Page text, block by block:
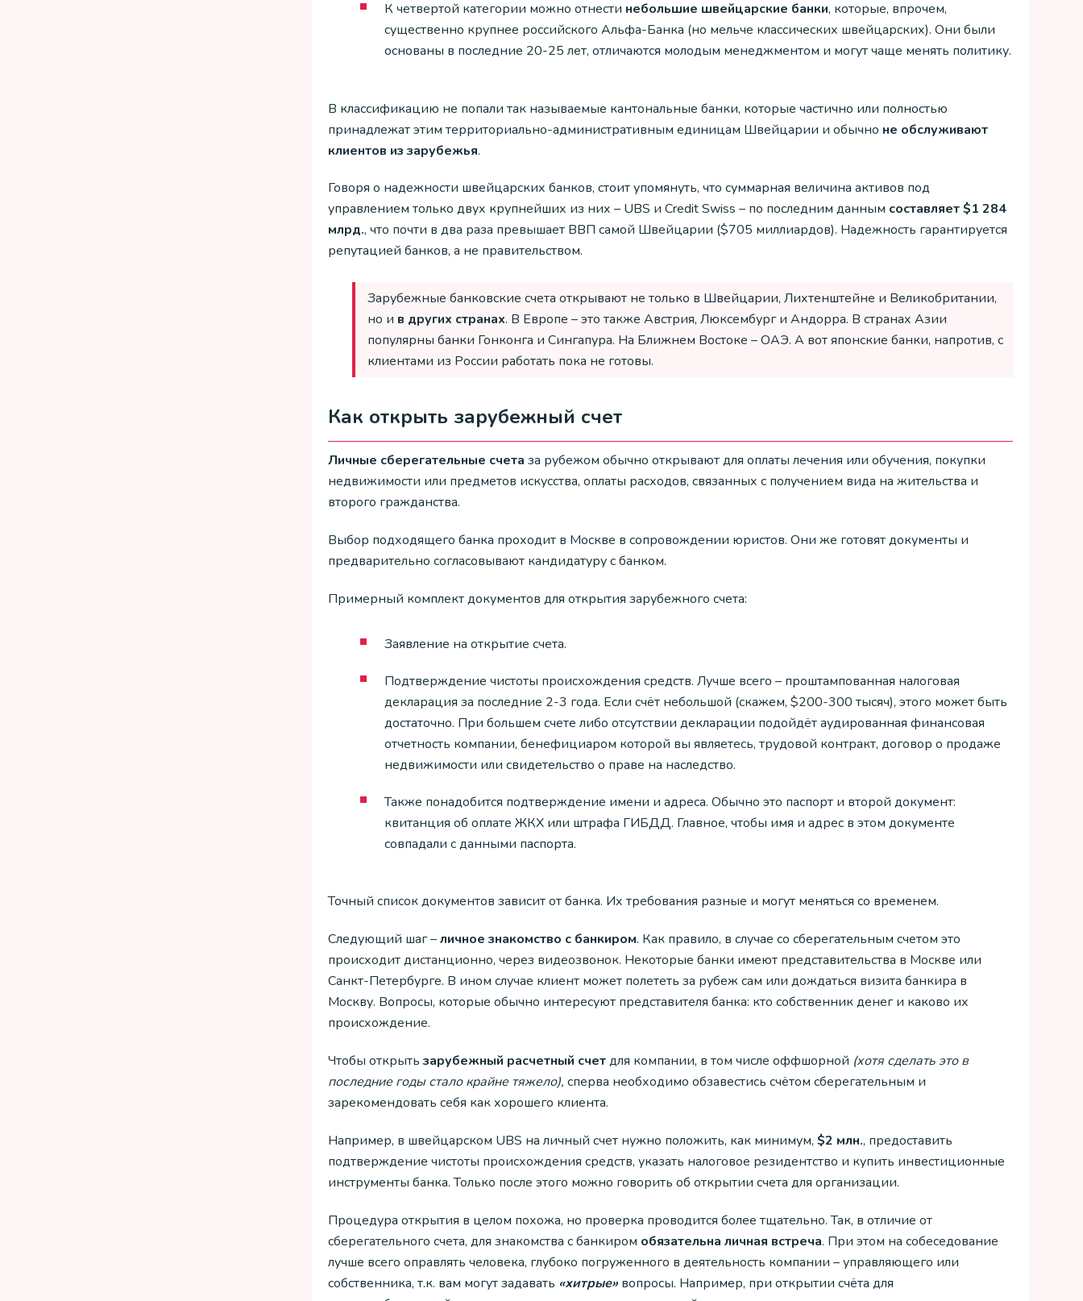
К четвертой категории можно отнести небольшие швейцарские банки, которые, впрочем,
существенно крупнее российского Альфа-Банка (но мельче классических швейцарских). Они были
основаны в последние 20-25 лет, отличаются молодым менеджментом и могут чаще менять политику.
В классификацию не попали так называемые кантональные банки, которые частично или полностью
принадлежат этим территориально-административным единицам Швейцарии и обычно не обслуживают
клиентов из зарубежья.
Говоря о надежности швейцарских банков, стоит упомянуть, что суммарная величина активов под
управлением только двух крупнейших из них – UBS и Credit Swiss – по последним данным составляет $1 284
млрд., что почти в два раза превышает ВВП самой Швейцарии ($705 миллиардов). Надежность гарантируется
репутацией банков, а не правительством.
Зарубежные банковские счета открывают не только в Швейцарии, Лихтенштейне и Великобритании,
но и в других странах. В Европе – это также Австрия, Люксембург и Андорра. В странах Азии
популярны банки Гонконга и Сингапура. На Ближнем Востоке – ОАЭ. А вот японские банки, напротив, с
клиентами из России работать пока не готовы.
Как открыть зарубежный счет
Личные сберегательные счета за рубежом обычно открывают для оплаты лечения или обучения, покупки
недвижимости или предметов искусства, оплаты расходов, связанных с получением вида на жительства и
второго гражданства.
Выбор подходящего банка проходит в Москве в сопровождении юристов. Они же готовят документы и
предварительно согласовывают кандидатуру с банком.
Примерный комплект документов для открытия зарубежного счета:
Заявление на открытие счета.
Подтверждение чистоты происхождения средств. Лучше всего – проштампованная налоговая
декларация за последние 2-3 года. Если счёт небольшой (скажем, $200-300 тысяч), этого может быть
достаточно. При большем счете либо отсутствии декларации подойдёт аудированная финансовая
отчетность компании, бенефициаром которой вы являетесь, трудовой контракт, договор о продаже
недвижимости или свидетельство о праве на наследство.
Также понадобится подтверждение имени и адреса. Обычно это паспорт и второй документ:
квитанция об оплате ЖКХ или штрафа ГИБДД. Главное, чтобы имя и адрес в этом документе
совпадали с данными паспорта.
Точный список документов зависит от банка. Их требования разные и могут меняться со временем.
Следующий шаг –личное знакомство с банкиром. Как правило, в случае со сберегательным счетом это
происходит дистанционно, через видеозвонок. Некоторые банки имеют представительства в Москве или
Санкт-Петербурге. В ином случае клиент может полететь за рубеж сам или дождаться визита банкира в
Москву. Вопросы, которые обычно интересуют представителя банка: кто собственник денег и каково их
происхождение.
Чтобы открытьзарубежный расчетный счетдля компании, в том числе оффшорной (хотя сделать это в
последние годы стало крайне тяжело), сперва необходимо обзавестись счётом сберегательным и
зарекомендовать себя как хорошего клиента.
Например, в швейцарском UBS на личный счет нужно положить, как минимум, $2 млн., предоставить
подтверждение чистоты происхождения средств, указать налоговое резидентство и купить инвестиционные
инструменты банка. Только после этого можно говорить об открытии счета для организации.
Процедура открытия в целом похожа, но проверка проводится более тщательно. Так, в отличие от
сберегательного счета, для знакомства с банкиром обязательна личная встреча. При этом на собеседование
лучше всего оправлять человека, глубоко погруженного в деятельность компании – управляющего или
собственника, т.к. вам могут задавать «хитрые» вопросы. Например, при открытии счёта для